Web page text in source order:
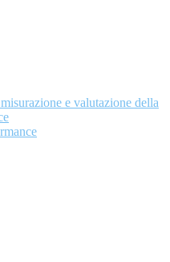
e valutazione della